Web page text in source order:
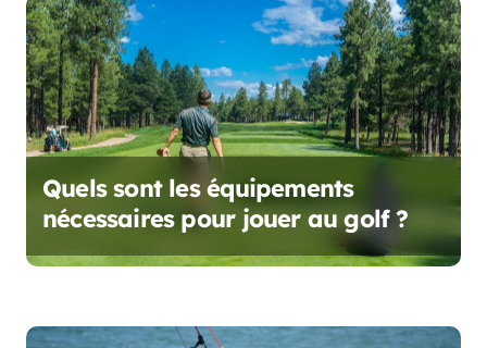
t
i
c
l
eQuels sont les équipements
nécessaires pour jouer au golf ?